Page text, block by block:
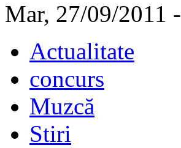
Mar, 27/09/2011
Actualitate
concurs
Muzcă
Stiri